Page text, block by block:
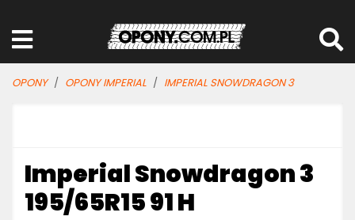
OPONY OPONY IMPERIAL IMPERIAL SNOWDRAGON 3
Imperial Snowdragon 3
195/65R15 91 H